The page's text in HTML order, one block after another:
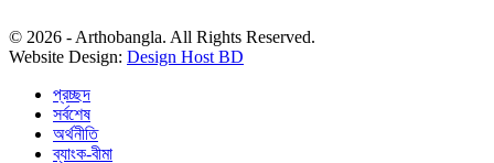
© 2026 - Arthobangla. All Rights Reserved.
Website Design: Design Host BD
প্রচ্ছদ
সর্বশেষ
অর্থনীতি
ব্যাংক-বীমা